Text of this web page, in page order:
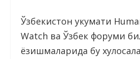
Ўзбекистон ҳукумати
Wаtch ва Ўзбек форуми
ёзишмаларида бу